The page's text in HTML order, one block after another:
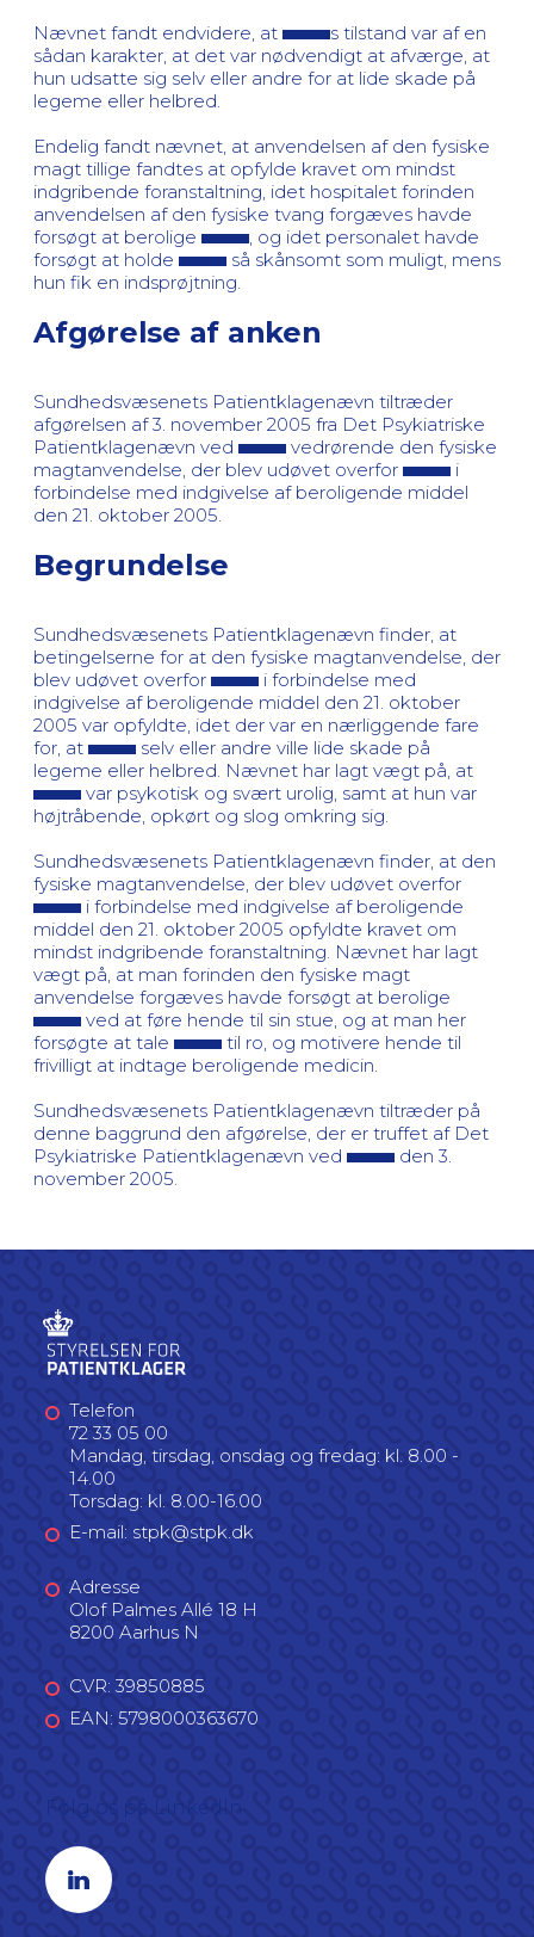
Nævnet fandt endvidere, at
s tilstand var af en
sådan karakter, at det var nødvendigt at afværge, at
hun udsatte sig selv eller andre for at lide skade på
legeme eller helbred.
Endelig fandt nævnet, at anvendelsen af den fysiske
magt tillige fandtes at opfylde kravet om mindst
indgribende foranstaltning, idet hospitalet forinden
anvendelsen af den fysiske tvang forgæves havde
forsøgt at berolige
, og idet personalet havde
forsøgt at holde
så skånsomt som muligt, mens
hun fik en indsprøjtning.
Afgørelse af anken
Sundhedsvæsenets Patientklagenævn tiltræder
afgørelsen af 3. november 2005 fra Det Psykiatriske
Patientklagenævn ved
vedrørende den fysiske
magtanvendelse, der blev udøvet overfor
i
forbindelse med indgivelse af beroligende middel
den 21. oktober 2005.
Begrundelse
Sundhedsvæsenets Patientklagenævn finder, at
betingelserne for at den fysiske magtanvendelse, der
blev udøvet overfor
i forbindelse med
indgivelse af beroligende middel den 21. oktober
2005 var opfyldte, idet der var en nærliggende fare
for, at
selv eller andre ville lide skade på
legeme eller helbred. Nævnet har lagt vægt på, at
var psykotisk og svært urolig, samt at hun var
højtråbende, opkørt og slog omkring sig.
Sundhedsvæsenets Patientklagenævn finder, at den
fysiske magtanvendelse, der blev udøvet overfor
i forbindelse med indgivelse af beroligende
middel den 21. oktober 2005 opfyldte kravet om
mindst indgribende foranstaltning. Nævnet har lagt
vægt på, at man forinden den fysiske magt
anvendelse forgæves havde forsøgt at berolige
ved at føre hende til sin stue, og at man her
forsøgte at tale
til ro, og motivere hende til
frivilligt at indtage beroligende medicin.
Sundhedsvæsenets Patientklagenævn tiltræder på
denne baggrund den afgørelse, der er truffet af Det
Psykiatriske Patientklagenævn ved
den 3.
november 2005.
Telefon
72 33 05 00
Mandag, tirsdag, onsdag og fredag: kl. 8.00 -
14.00
Torsdag: kl. 8.00-16.00
E-mail: stpk@stpk.dk
Adresse
Olof Palmes Allé 18 H
8200 Aarhus N
CVR: 39850885
EAN: 5798000363670
Linkedin profil